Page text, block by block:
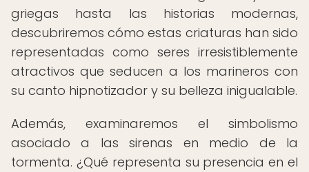
griegas hasta las historias modernas,
descubriremos cómo estas criaturas han sido
representadas como seres irresistiblemente
atractivos que seducen a los marineros con
su canto hipnotizador y su belleza inigualable.
Además, examinaremos el simbolismo
asociado a las sirenas en medio de la
tormenta. ¿Qué representa su presencia en el